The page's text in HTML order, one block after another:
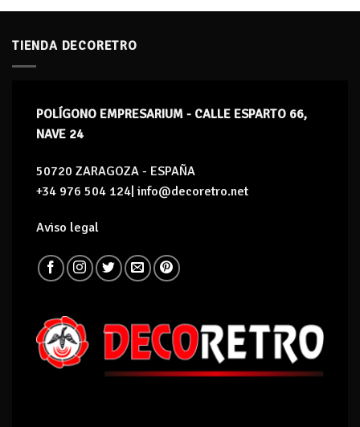
TIENDA DECORETRO
POLÍGONO EMPRESARIUM - CALLE ESPARTO 66,
NAVE 24
50720 ZARAGOZA - ESPAÑA
+34 976 504 124| info@decoretro.net
Aviso legal